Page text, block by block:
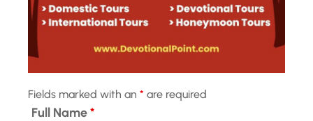
Fields marked with an * are required
Full Name*